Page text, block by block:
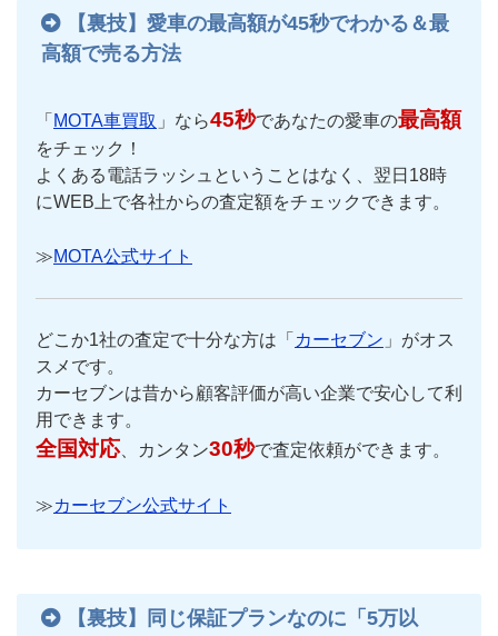
【裏技】愛車の最高額が45秒でわかる＆最
高額で売る方法
「 MOTA車買取 」なら45秒であなたの愛車の最高額
をチェック！
よくある電話ラッシュということはなく、翌日18時
にWEB上で各社からの査定額をチェックできます。
≫MOTA公式サイト
どこか1社の査定で十分な方は「 カーセブン 」がオス
スメです。
カーセブンは昔から顧客評価が高い企業で安心して利
用できます。
全国対応、カンタン30秒で査定依頼ができます。
≫カーセブン公式サイト
【裏技】同じ保証プランなのに「5万以